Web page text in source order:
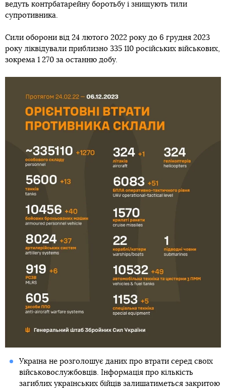
ведуть контрбатарейну боротьбу і знищують тили
супротивника.
Сили оборони від 24 лютого 2022 року до 6 грудня 2023
року ліквідували приблизно 335 110 російських військових,
зокрема 1 270 за останню добу.
Україна не розголошує даних про втрати серед своїх
військовослужбовців. Інформація про кількість
загиблих українських бійців залишатиметься закритою